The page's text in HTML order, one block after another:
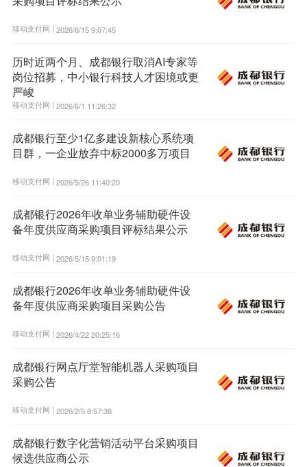
移动支付网 | 2026/6/15 9:07:45
历时近两个月、成都银行取消AI专家等
岗位招募，中小银行科技人才困境或更
严峻
移动支付网 | 2026/6/1 11:26:32
成都银行至少1亿多建设新核心系统项
目群，一企业放弃中标2000多万项目
移动支付网 | 2026/5/26 11:40:20
成都银行2026年收单业务辅助硬件设
备年度供应商采购项目评标结果公示
移动支付网 | 2026/5/15 9:01:19
成都银行2026年收单业务辅助硬件设
备年度供应商采购项目采购公告
移动支付网 | 2026/4/22 20:25:16
成都银行网点厅堂智能机器人采购项目
采购公告
移动支付网 | 2026/2/5 8:57:38
成都银行数字化营销活动平台采购项目
候选供应商公示